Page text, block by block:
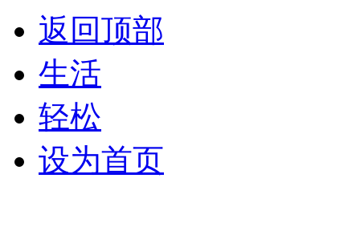
返回顶部
生活
轻松
设为首页